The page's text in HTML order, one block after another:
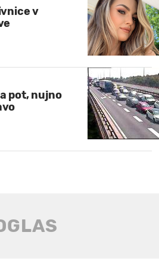
v
pot, nujno